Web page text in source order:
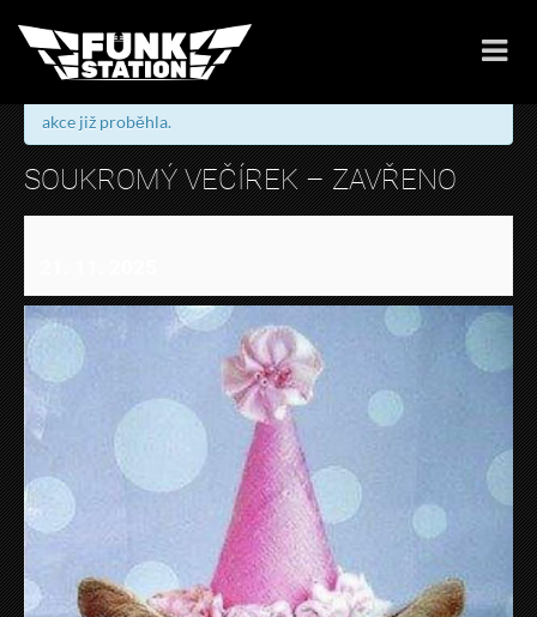
« Všechny Akce
akce již proběhla.
SOUKROMÝ VEČÍREK – ZAVŘENO